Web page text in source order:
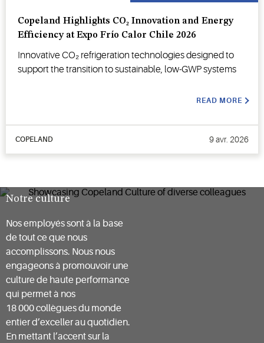
Copeland Highlights CO₂ Innovation and Energy
Efficiency at Expo Frío Calor Chile 2026
Innovative CO₂ refrigeration technologies designed to
support the transition to sustainable, low-GWP systems
READ MORE
COPELAND 9 avr. 2026
Notre culture
Nos employés sont à la base
de tout ce que nous
accomplissons. Nous nous
engageons à promouvoir une
culture de haute performance
qui permet à nos
18 000 collègues du monde
entier d’exceller au quotidien.
En mettant l’accent sur la